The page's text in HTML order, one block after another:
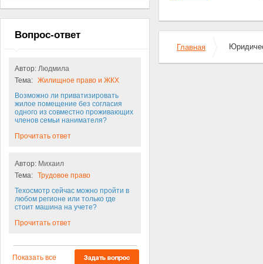
Вопрос-ответ
Автор: Людмила
Тема: Жилищное право и ЖКХ
Возможно ли приватизировать
жилое помещение без согласия
одного из совместно проживающих
членов семьи нанимателя?
Прочитать ответ
Автор: Михаил
Тема: Трудовое право
Техосмотр сейчас можно пройти в
любом регионе или только где
стоит машина на учете?
Прочитать ответ
Показать все
Главная